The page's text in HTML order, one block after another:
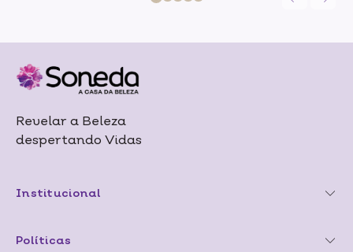
Revelar a Beleza
despertando Vidas
Institucional
Políticas